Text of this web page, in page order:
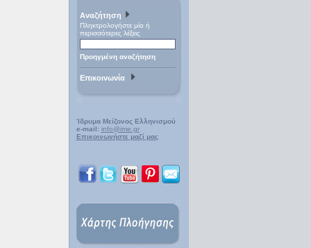
Αναζήτηση
Πληκτρολογήστε μία ή
περισσότερες λέξεις
Προηγμένη αναζήτηση
Επικοινωνία
Ίδρυμα Μείζονος Ελληνισμού
e-mail: info@ime.gr
Επικοινωνήστε μαζί μας